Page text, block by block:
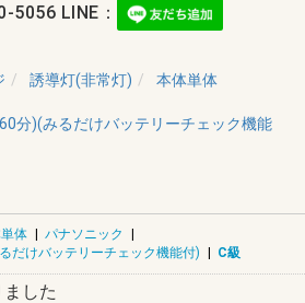
5056 LINE：
誘導灯(非常灯)
本体単体
分)(みるだけバッテリーチェック機能
体 | パナソニック
|
だけバッテリーチェック機能付) | C級
した